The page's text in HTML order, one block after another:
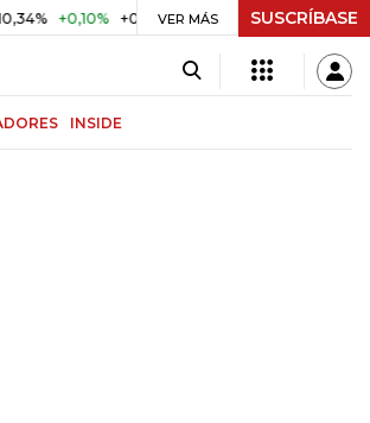
+0,98% UVR $ 416,86 +$ 0,05
VER MÁS SUSCRÍBASE
INSIDE